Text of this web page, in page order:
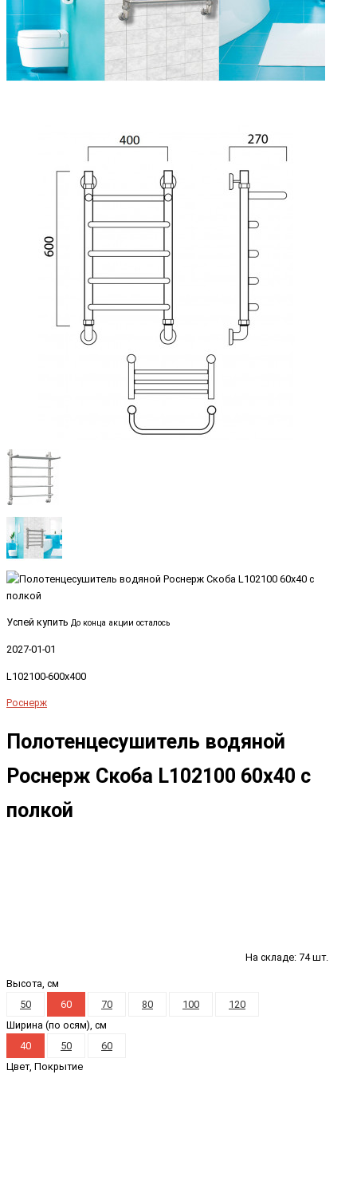
Успей купить До конца акции осталось
2027-01-01
L102100-600x400
Роснерж
Полотенцесушитель водяной
Роснерж Скоба L102100 60x40 с
полкой
На складе: 74 шт.
Высота, см
50
60 70 80 100
120
Ширина (по осям), см
40
50
60
Цвет, Покрытие